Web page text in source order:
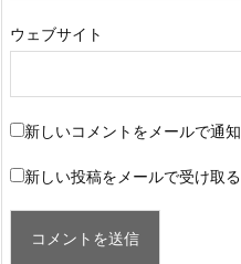
ウェブサイト
新しいコメントをメールで通知
新しい投稿をメールで受け取る